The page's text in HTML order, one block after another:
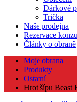
Dárkové
Trička
Naše prodejna
Rezervace
Články o obraně
Moje obrana
Produkty
Ostatní
Hrot šípu Beast